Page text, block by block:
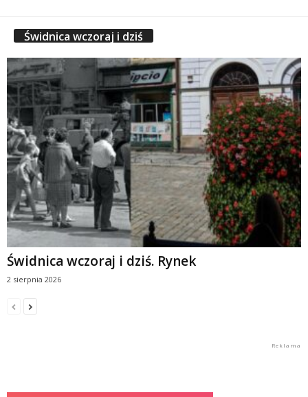
Świdnica wczoraj i dziś
Świdnica wczoraj i dziś. Rynek
2 sierpnia 2026